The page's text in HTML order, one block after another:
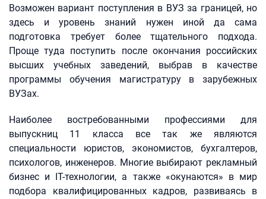
Возможен вариант поступления в ВУЗ за границей, но
здесь и уровень знаний нужен иной да сама
подготовка требует более тщательного подхода.
Проще туда поступить после окончания российских
высших учебных заведений, выбрав в качестве
программы обучения магистратуру в зарубежных
ВУЗах.
Наиболее востребованными профессиями для
выпускниц 11 класса все так же являются
специальности юристов, экономистов, бухгалтеров,
психологов, инженеров. Многие выбирают рекламный
бизнес и IT-технологии, а также «окунаются» в мир
подбора квалифицированных кадров, развиваясь в